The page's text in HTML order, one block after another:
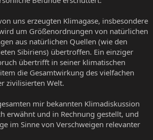
uns erzeugten Klimagase, insbesondere
um Größenordnungen von natürlichen
aus natürlichen Quellen (wie den
Sibiriens) übertroffen. Ein einziger
übertrifft in seiner klimatischen
die Gesamtwirkung des vielfachen
zivilisierten Welt.
mir bekannten Klimadiskussion
erwähnt und in Rechnung gestellt, und
im Sinne von Verschweigen relevanter